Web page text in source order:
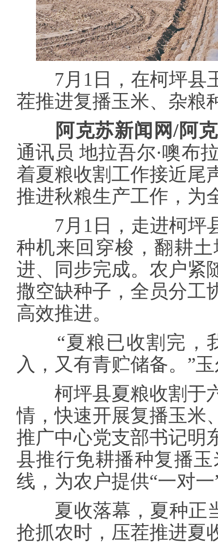
7月1日，在柯坪县玉
茬推进复播玉米、杂粮
阿克苏新闻网/阿
通讯员 地拉吾尔·噢布
着夏粮收割工作接近尾
推进秋粮生产工作，为
7月1日，走进柯坪县
种机来回穿梭，翻耕
进、同步完成。农户紧
撒空缺种子，全员分工
高效推进。
“夏粮已收割完，我
入，又有青贮储备。”
柯坪县夏粮收割于六
情，快速开展复播玉米
推广中心党支部书记明
县推行免耕播种复播
线，为农户提供“一对
夏收落幕，夏种正当
抢抓农时，压茬推进夏